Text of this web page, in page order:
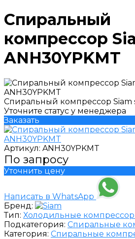
Спиральный
компрессор
ANH30YPKMT
Спиральный компрессор Siam
Уточните статус у менеджера
Заказать
Артикул: ANH30YPKMT
По запросу
Уточнить цену
Написать в WhatsApp
Бренд:
Тип: Холодильные
Подкатегория: Спиральные
Категория: Спиральные